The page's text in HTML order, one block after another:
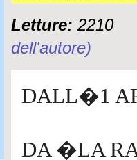
Letture: 2210
dell'autore)
DALL�1
DA �LA